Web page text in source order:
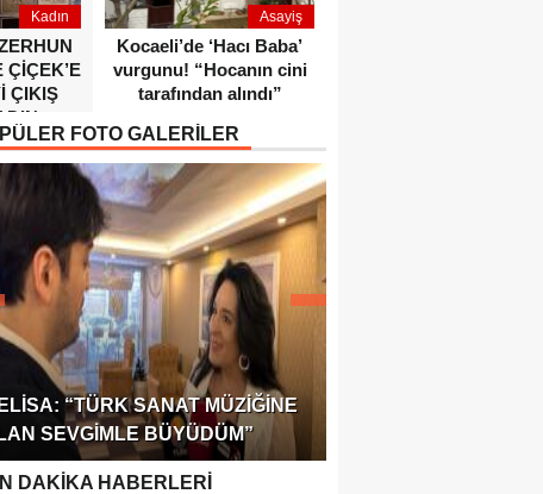
Kadın
ÇİÇEK’E
ÇIKIŞ
Asayiş
Kocaeli’de ‘Hacı Baba’
vurgunu! “Hocanın cini
tarafından alındı”
FOTO GALERİLER
“TÜRK SANAT MÜZIĞINE
SEVGIMLE BÜYÜDÜM”
DAKİKA HABERLERİ